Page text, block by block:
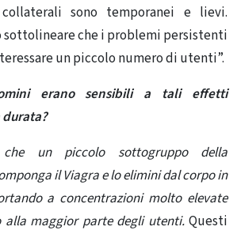
sono temporanei e lievi.
che i problemi persistenti
un piccolo numero di utenti”.
erano sensibili a tali effetti
che un piccolo sottogruppo della
il Viagra e lo elimini dal corpo in
a concentrazioni molto elevate
alla maggior parte degli utenti. Questi